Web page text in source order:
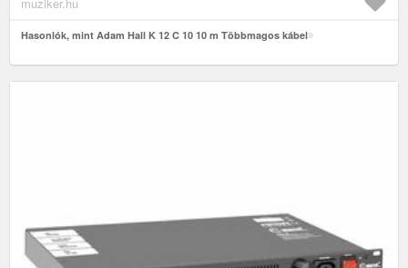
Hasonlók, mint Adam Hall K 12 C 10 10 m Többmagos kábel